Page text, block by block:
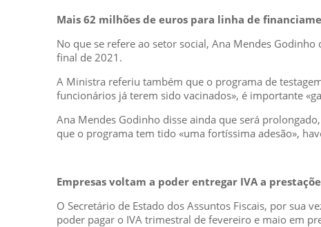
Mais 62 milhões de euros para linha de
No que se refere ao setor social, Ana Mendes
final de 2021.
A Ministra referiu também que o programa de
funcionários já terem sido vacinados», é importante
Ana Mendes Godinho disse ainda que será
que o programa tem tido «uma fortíssima adesão»,
Empresas voltam a poder entregar IVA a
O Secretário de Estado dos Assuntos Fiscais, por sua
poder pagar o IVA trimestral de fevereiro e maio em